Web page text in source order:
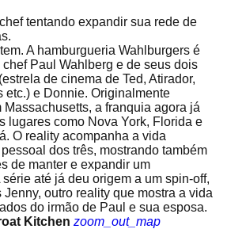
tentando expandir sua rede de
A hamburgueria Wahlburgers é
chef Paul Wahlberg e de seus dois
de cinema de Ted, Atirador,
etc.) e Donnie. Originalmente
Massachusetts, a franquia agora já
lugares como Nova York, Florida e
O reality acompanha a vida
dos três, mostrando também
de manter e expandir um
série até já deu origem a um spin-off,
Jenny, outro reality que mostra a vida
do irmão de Paul e sua esposa.
Kitchen zoom_out_map